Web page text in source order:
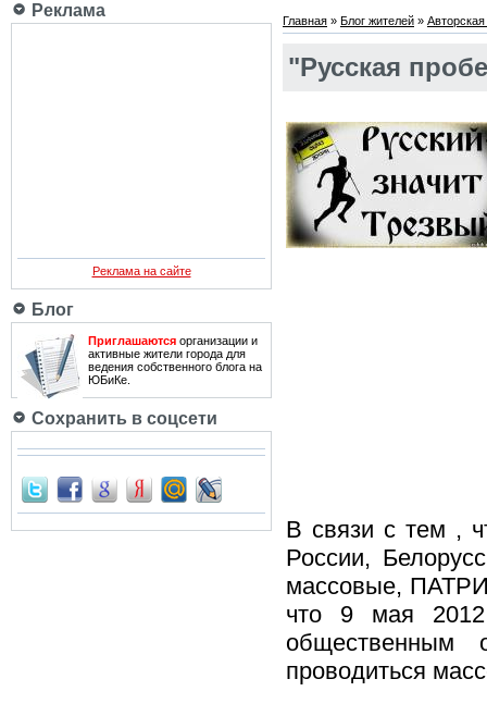
Реклама
Реклама на сайте
Блог
Приглашаются организации и
активные жители города для
ведения собственного блога на
ЮБиКе.
Сохранить в соцсети
Главная » Блог жителей » Авторская
"Русская
В связи с тем ,
России,
массовые,
что 9 мая 2012
общественным
проводиться